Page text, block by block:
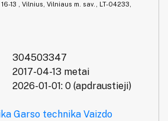
13 , Vilnius, Vilniaus m. sav., LT-04233,
304503347
2017-04-13 metai
2026-01-01: 0 (apdraustieji)
Garso technika Vaizdo